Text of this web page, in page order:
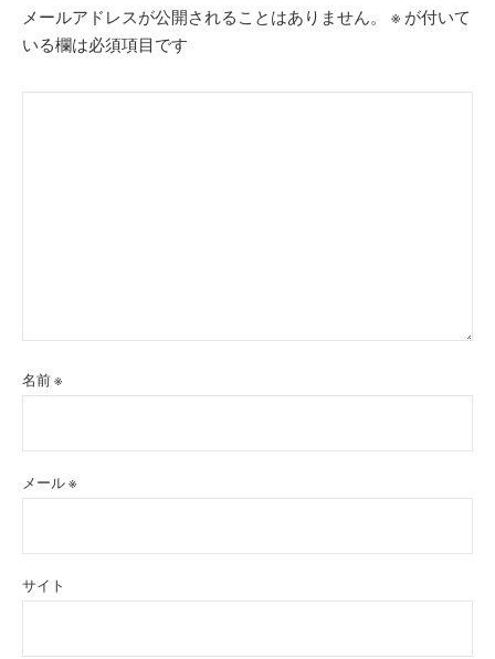
メールアドレスが公開されることはありません。 ※ が付いて
いる欄は必須項目です
名前※
メール※
サイト